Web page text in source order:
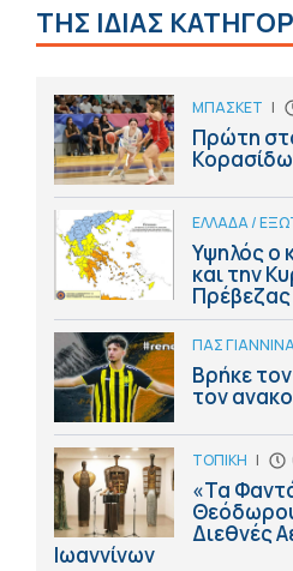
ΤΗΣ ΙΔΙΑΣ
ΜΠΑΣΚΕΤ |
Πρώτη
ΕΛΛΑΔΑ /
Υψηλός ο
και την
Πρέβεζας
ΠΑΣ
Βρήκε
τον
ΤΟΠΙΚΗ |
«Τα
Διεθνές
Ιωαννίνων